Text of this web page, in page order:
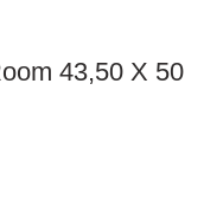
43,50 X 50